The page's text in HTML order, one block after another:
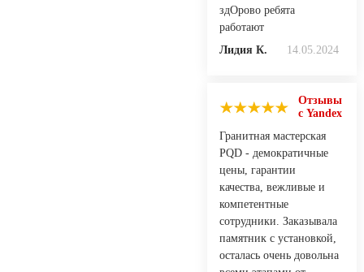
здОрово ребята
работают
Лидия К.
14.05.2024
Отзывы
с Yandex
Гранитная мастерская
PQD - демократичные
цены, гарантии
качества, вежливые и
компетентные
сотрудники. Заказывала
памятник с установкой,
осталась очень довольна